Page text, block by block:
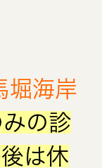
海岸
の診
後は休